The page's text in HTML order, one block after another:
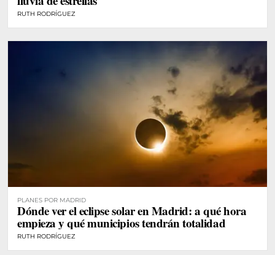
RUTH RODRÍGUEZ
PLANES POR MADRID
Dónde ver el eclipse solar en Madrid: a qué hora
empieza y qué municipios tendrán totalidad
RUTH RODRÍGUEZ